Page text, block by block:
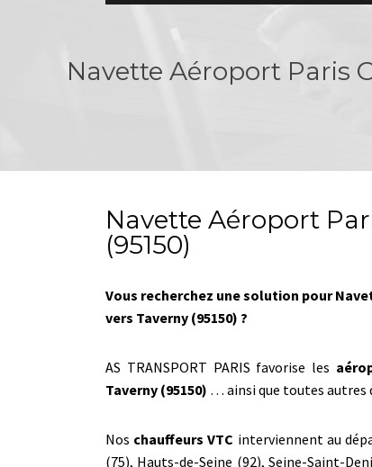
Navette Aéroport Paris
Navette Aéroport
(95150)
Vous recherchez une solution pour
vers Taverny (95150) ?
AS TRANSPORT PARIS favorise les
Taverny (95150) … ainsi que toutes autres
Nos chauffeurs VTC interviennent au
(75), Hauts-de-Seine (92), Seine-Saint-